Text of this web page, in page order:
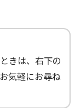
きは、右下の
気軽にお尋ね